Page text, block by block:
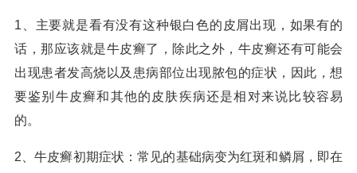
1、主要就是看有没有这种银白色的皮屑出现，如果有的
话，那应该就是牛皮癣了，除此之外，牛皮癣还有可能会
出现患者发高烧以及患病部位出现脓包的症状，因此，想
要鉴别牛皮癣和其他的皮肤疾病还是相对来说比较容易
的。
2、牛皮癣初期症状：常见的基础病变为红斑和鳞屑，即在